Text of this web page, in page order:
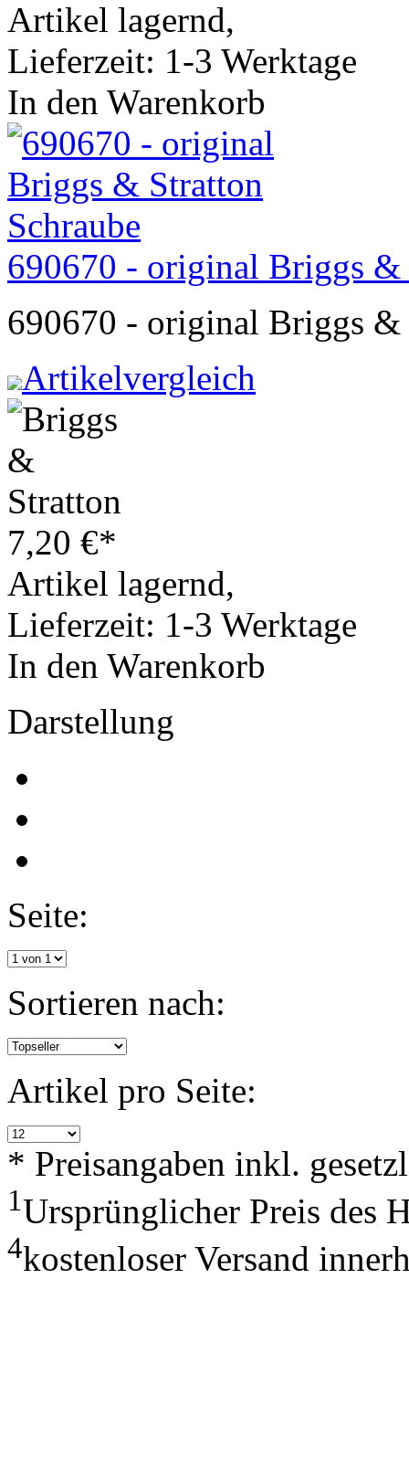
Artikel lagernd,
Lieferzeit: 1-3 Werktage
In den Warenkorb
690670 - original Briggs &
690670 - original Briggs &
Artikelvergleich
7,20 €*
Artikel lagernd,
Lieferzeit: 1-3 Werktage
In den Warenkorb
Darstellung
Seite:
Sortieren nach:
Artikel pro Seite:
* Preisangaben inkl.
1Ursprünglicher Preis des
4kostenloser Versand